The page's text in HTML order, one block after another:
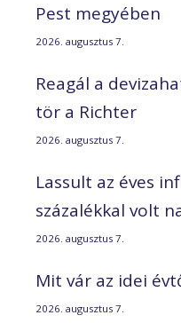
Pest megyében
2026. augusztus 7.
Reagál a
tör a Richter
2026. augusztus 7.
Lassult az éves
százalékkal volt
2026. augusztus 7.
Mit vár az idei
2026. augusztus 7.